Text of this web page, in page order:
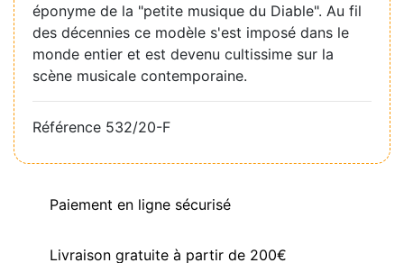
éponyme de la "petite musique du Diable". Au fil
des décennies ce modèle s'est imposé dans le
monde entier et est devenu cultissime sur la
scène musicale contemporaine.
Référence 532/20-F
Paiement en ligne sécurisé
Livraison gratuite à partir de 200€